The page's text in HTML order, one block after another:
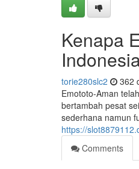
Kenapa
torie280slc2 362
Emototo-Aman
bertambah pesat
sederhana namun
https://
Comments